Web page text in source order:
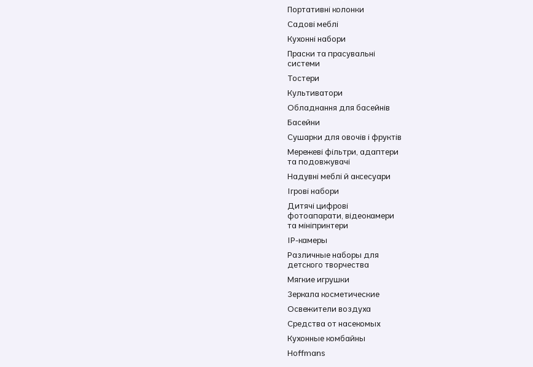
Портативні колонки
Садові меблі
Кухонні набори
Праски та прасувальні
системи
Тостери
Культиватори
Обладнання для басейнів
Басейни
Сушарки для овочів і фруктів
Мережеві фільтри, адаптери
та подовжувачі
Надувні меблі й аксесуари
Ігрові набори
Дитячі цифрові
фотоапарати, відеокамери
та мініпринтери
IP-камеры
Различные наборы для
детского творчества
Мягкие игрушки
Зеркала косметические
Освежители воздуха
Средства от насекомых
Кухонные комбайны
Hoffmans